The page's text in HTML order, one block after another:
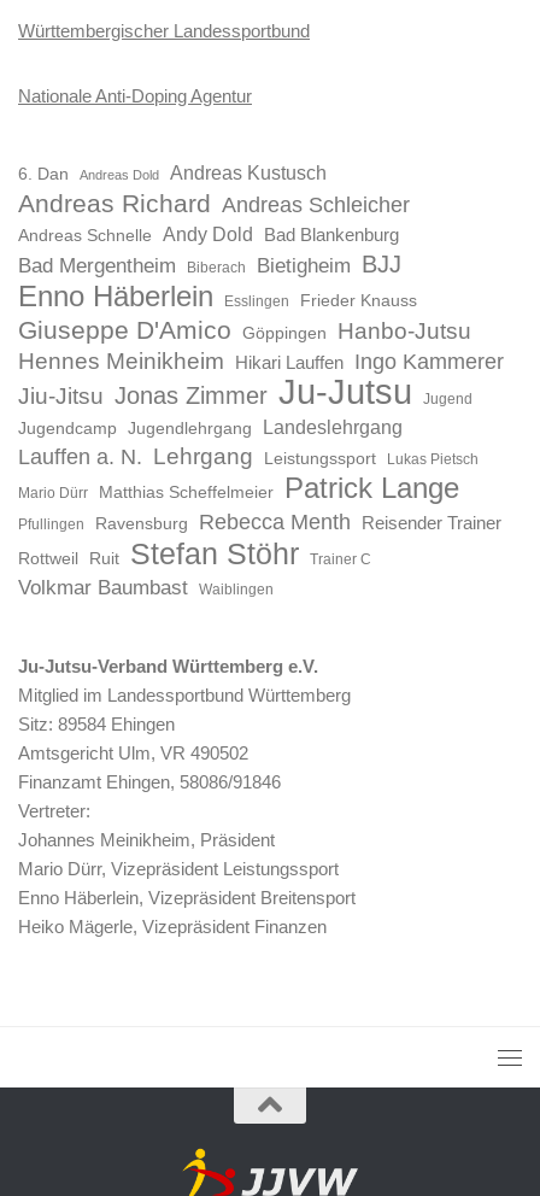
Württembergischer Landessportbund
Nationale Anti-Doping Agentur
6. Dan Andreas Dold Andreas Kustusch
Andreas Richard Andreas Schleicher
Andreas Schnelle Andy Dold Bad Blankenburg
Bad Mergentheim Biberach Bietigheim BJJ
Enno Häberlein Esslingen Frieder Knauss
Giuseppe D'Amico Göppingen
Hanbo-Jutsu
Hennes Meinikheim
Hikari Lauffen Ingo Kammerer
Jiu-Jitsu Jonas Zimmer Ju-Jutsu Jugend
Jugendcamp Jugendlehrgang Landeslehrgang
Lauffen a. N. Lehrgang Leistungssport
Lukas Pietsch
Mario Dürr
Matthias Scheffelmeier Patrick Lange
Pfullingen Ravensburg Rebecca Menth Reisender Trainer
Rottweil Ruit Stefan Stöhr Trainer C
Volkmar Baumbast Waiblingen
Ju-Jutsu-Verband Württemberg e.V.
Mitglied im Landessportbund Württemberg
Sitz: 89584 Ehingen
Amtsgericht Ulm, VR 490502
Finanzamt Ehingen, 58086/91846
Vertreter:
Johannes Meinikheim, Präsident
Mario Dürr, Vizepräsident Leistungssport
Enno Häberlein, Vizepräsident Breitensport
Heiko Mägerle, Vizepräsident Finanzen